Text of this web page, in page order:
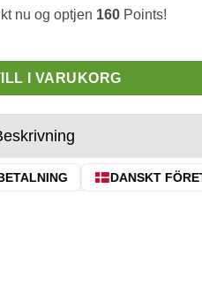
nu og optjen 160 Points!
I VARUKORG
DANSKT